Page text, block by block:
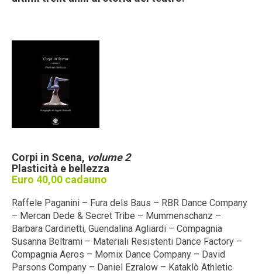
Corpi in Scena, volume 2
Plasticità e bellezza
Euro 40,00 cadauno
Raffele Paganini – Fura dels Baus – RBR Dance Company
– Mercan Dede & Secret Tribe – Mummenschanz –
Barbara Cardinetti, Guendalina Agliardi – Compagnia
Susanna Beltrami – Materiali Resistenti Dance Factory –
Compagnia Aeros – Momix Dance Company – David
Parsons Company – Daniel Ezralow – Kataklò Athletic